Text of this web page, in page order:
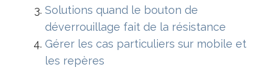
Solutions quand le bouton de
déverrouillage fait de la résistance
Gérer les cas particuliers sur mobile et
les repères